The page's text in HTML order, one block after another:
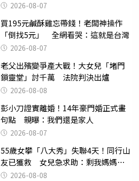
2026-08-07
買195元鹹酥雞忘帶錢！老闆神操作
「倒找5元」 全網看哭：這就是台灣
2026-08-07
老父出殯變爭產大戰！大女兒「堵門
鎖靈堂」討千萬 法院判決出爐
2026-08-08
彭小刀證實離婚！14年豪門婚正式畫
句點 親曝：我們還是家人
2026-08-07
55歲女攀「八大秀」失聯4天！同行山
友已獲救 女兒急求助：剩我媽媽還
沒找到
2026-08-08